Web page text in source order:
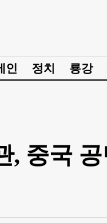
인 정치 룡강
, 중국